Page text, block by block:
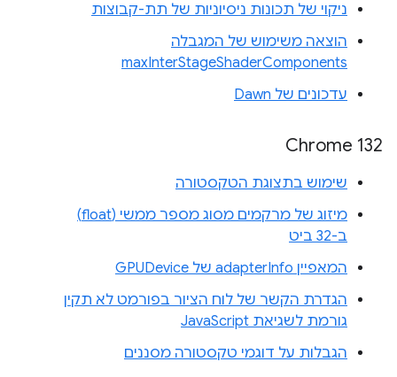
ניקוי של תכונות ניסיוניות של תת-קבוצות
הוצאה משימוש של המגבלה
maxInterStageShaderComponents
עדכונים של Dawn
Chrome 132
שימוש בתצוגת הטקסטורה
מיזוג של מרקמים מסוג מספר ממשי (float)
ב-32 ביט
המאפיין adapterInfo של GPUDevice
הגדרת הקשר של לוח הציור בפורמט לא תקין
גורמת לשגיאת JavaScript
הגבלות על דוגמי טקסטורה מסננים